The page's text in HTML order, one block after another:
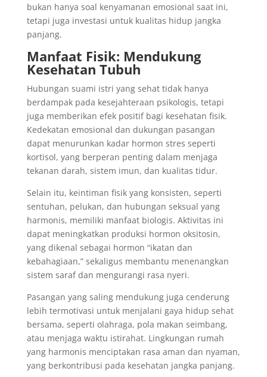
bukan hanya soal kenyamanan emosional saat ini,
tetapi juga investasi untuk kualitas hidup jangka
panjang.
Manfaat Fisik: Mendukung
Kesehatan Tubuh
Hubungan suami istri yang sehat tidak hanya
berdampak pada kesejahteraan psikologis, tetapi
juga memberikan efek positif bagi kesehatan fisik.
Kedekatan emosional dan dukungan pasangan
dapat menurunkan kadar hormon stres seperti
kortisol, yang berperan penting dalam menjaga
tekanan darah, sistem imun, dan kualitas tidur.
Selain itu, keintiman fisik yang konsisten, seperti
sentuhan, pelukan, dan hubungan seksual yang
harmonis, memiliki manfaat biologis. Aktivitas ini
dapat meningkatkan produksi hormon oksitosin,
yang dikenal sebagai hormon “ikatan dan
kebahagiaan,” sekaligus membantu menenangkan
sistem saraf dan mengurangi rasa nyeri.
Pasangan yang saling mendukung juga cenderung
lebih termotivasi untuk menjalani gaya hidup sehat
bersama, seperti olahraga, pola makan seimbang,
atau menjaga waktu istirahat. Lingkungan rumah
yang harmonis menciptakan rasa aman dan nyaman,
yang berkontribusi pada kesehatan jangka panjang.